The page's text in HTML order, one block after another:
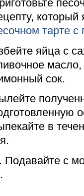
тарте с
яйца с
сок.
в
Подавайте с